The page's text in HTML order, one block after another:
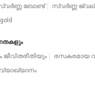
ബോണ്ട്
സ്വർണ്ണ
രസകരമായ